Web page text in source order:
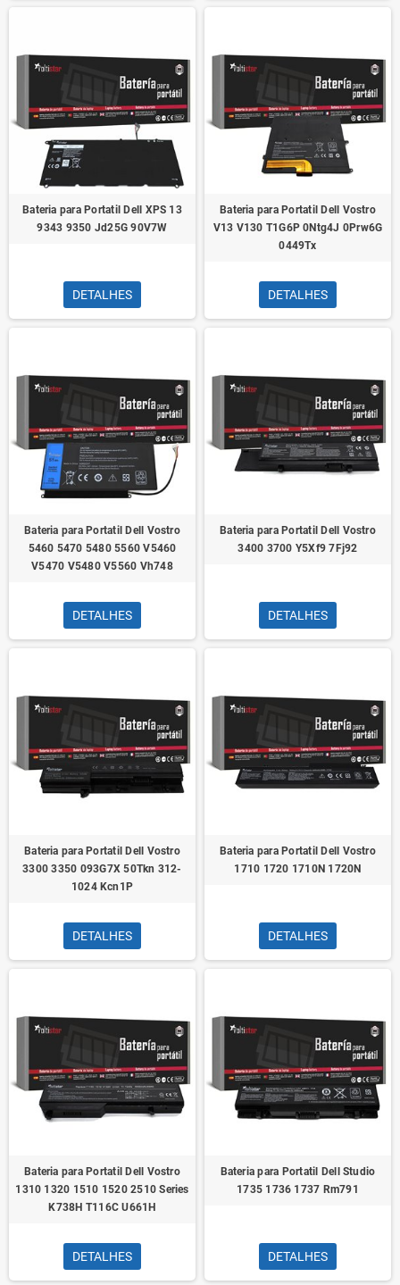
Bateria para Portatil Dell XPS 13
9343 9350 Jd25G 90V7W
DETALHES
Bateria para Portatil Dell Vostro
V13 V130 T1G6P 0Ntg4J 0Prw6G
0449Tx
DETALHES
Bateria para Portatil Dell Vostro
5460 5470 5480 5560 V5460
V5470 V5480 V5560 Vh748
DETALHES
Bateria para Portatil Dell Vostro
3400 3700 Y5Xf9 7Fj92
DETALHES
Bateria para Portatil Dell Vostro
3300 3350 093G7X 50Tkn 312-
1024 Kcn1P
DETALHES
Bateria para Portatil Dell Vostro
1710 1720 1710N 1720N
DETALHES
Bateria para Portatil Dell Vostro
1310 1320 1510 1520 2510 Series
K738H T116C U661H
DETALHES
Bateria para Portatil Dell Studio
1735 1736 1737 Rm791
DETALHES